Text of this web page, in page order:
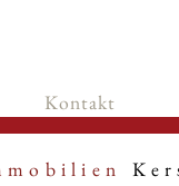
Kontakt